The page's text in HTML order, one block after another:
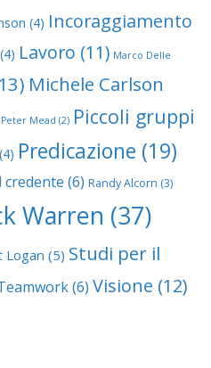
(4) Incoraggiamento
(4) Lavoro (11) Marco Delle
Michele Carlson
Peter Mead (2) Piccoli gruppi
(4) Predicazione (19)
credente (6) Randy Alcorn (3)
Warren (37)
Logan (5) Studi per il
(6) Visione (12)